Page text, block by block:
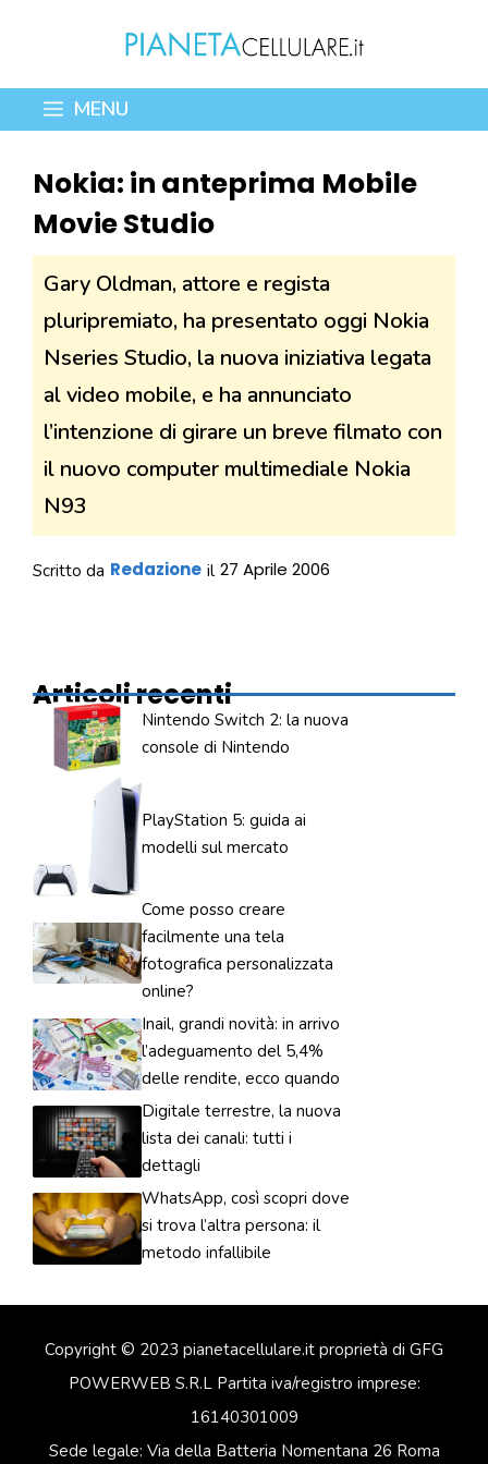
contenuto
MENU
Nokia: in anteprima Mobile
Movie Studio
Gary Oldman, attore e regista
pluripremiato, ha presentato oggi Nokia
Nseries Studio, la nuova iniziativa legata
al video mobile, e ha annunciato
l’intenzione di girare un breve filmato con
il nuovo computer multimediale Nokia
N93
Scritto da Redazione il 27 Aprile 2006
Articoli recenti
Nintendo Switch 2: la nuova
console di Nintendo
PlayStation 5: guida ai
modelli sul mercato
Come posso creare
facilmente una tela
fotografica personalizzata
online?
Inail, grandi novità: in arrivo
l’adeguamento del 5,4%
delle rendite, ecco quando
Digitale terrestre, la nuova
lista dei canali: tutti i
dettagli
WhatsApp, così scopri dove
si trova l’altra persona: il
metodo infallibile
Copyright © 2023 pianetacellulare.it proprietà di GFG
POWERWEB S.R.L Partita iva/registro imprese:
16140301009
Sede legale: Via della Batteria Nomentana 26 Roma